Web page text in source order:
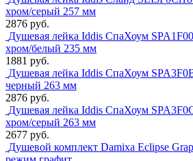
хром/серый 257 мм
2876 руб.
Душевая лейка Iddis СпаХоум
хром/белый 235 мм
1881 руб.
Душевая лейка Iddis СпаХоум
черный 263 мм
2876 руб.
Душевая лейка Iddis СпаХоум
хром/серый 263 мм
2677 руб.
Душевой комплект Damixa Eclipse